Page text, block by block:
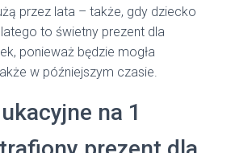
przez lata – także, gdy dziecko
to świetny prezent dla
ponieważ będzie mogła
w późniejszym czasie.
na 1